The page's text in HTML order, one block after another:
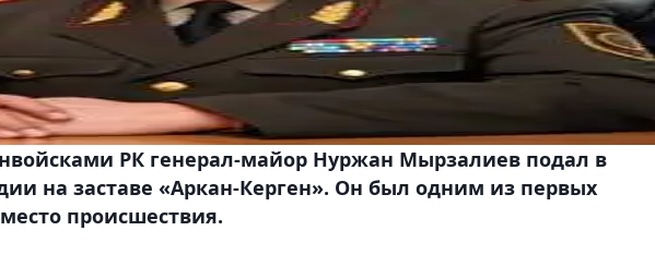
РК генерал-майор Нуржан Мырзалиев подал в
на заставе «Аркан-Керген». Он был одним из первых
происшествия.